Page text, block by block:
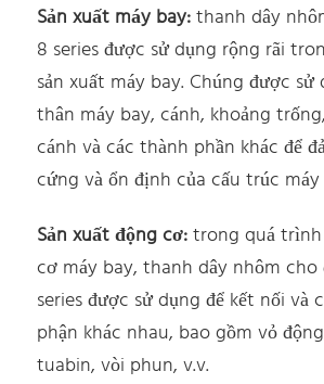
Sản xuất máy bay:thanh dây
8 series được sử dụng rộng rãi
sản xuất máy bay. Chúng được sử
thân máy bay, cánh, khoảng
cánh và các thành phần khác để
cứng và ổn định của cấu trúc máy
Sản xuất động cơ:trong quá
cơ máy bay, thanh dây nhôm
series được sử dụng để kết nối và
phận khác nhau, bao gồm vỏ
tuabin, vòi phun, v.v.